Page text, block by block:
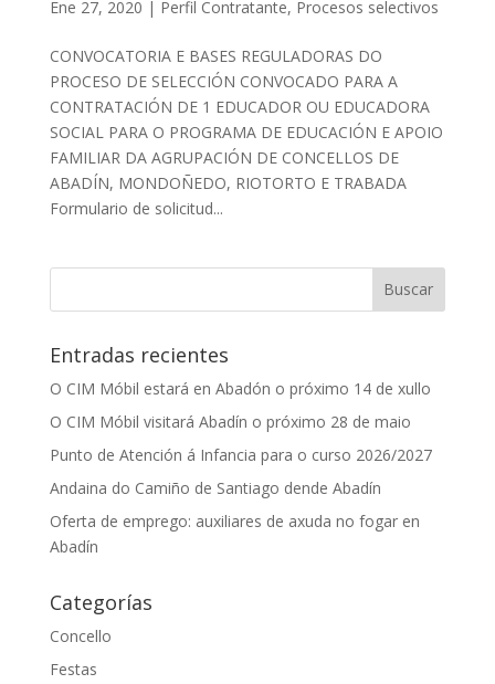
Ene 27, 2020 | Perfil Contratante, Procesos selectivos
CONVOCATORIA E BASES REGULADORAS DO
PROCESO DE SELECCIÓN CONVOCADO PARA A
CONTRATACIÓN DE 1 EDUCADOR OU EDUCADORA
SOCIAL PARA O PROGRAMA DE EDUCACIÓN E APOIO
FAMILIAR DA AGRUPACIÓN DE CONCELLOS DE
ABADÍN, MONDOÑEDO, RIOTORTO E TRABADA
Formulario de solicitud...
Entradas recientes
O CIM Móbil estará en Abadón o próximo 14 de xullo
O CIM Móbil visitará Abadín o próximo 28 de maio
Punto de Atención á Infancia para o curso 2026/2027
Andaina do Camiño de Santiago dende Abadín
Oferta de emprego: auxiliares de axuda no fogar en
Abadín
Categorías
Concello
Festas